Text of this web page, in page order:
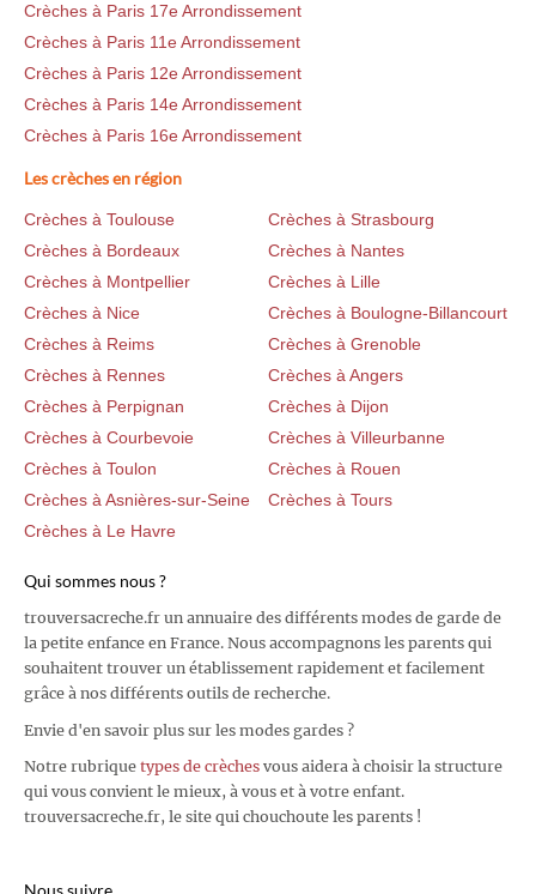
Crèches à Paris 17e Arrondissement
Crèches à Paris 11e Arrondissement
Crèches à Paris 12e Arrondissement
Crèches à Paris 14e Arrondissement
Crèches à Paris 16e Arrondissement
Les crèches en région
Crèches à Toulouse
Crèches à Strasbourg
Crèches à Bordeaux
Crèches à Nantes
Crèches à Montpellier
Crèches à Lille
Crèches à Nice
Crèches à Boulogne-Billancourt
Crèches à Reims
Crèches à Grenoble
Crèches à Rennes
Crèches à Angers
Crèches à Perpignan
Crèches à Dijon
Crèches à Courbevoie
Crèches à Villeurbanne
Crèches à Toulon
Crèches à Rouen
Crèches à Asnières-sur-Seine
Crèches à Tours
Crèches à Le Havre
Qui sommes nous ?
trouversacreche.fr un annuaire des différents modes de garde de
la petite enfance en France. Nous accompagnons les parents qui
souhaitent trouver un établissement rapidement et facilement
grâce à nos différents outils de recherche.
Envie d'en savoir plus sur les modes gardes ?
Notre rubrique types de crèches vous aidera à choisir la structure
qui vous convient le mieux, à vous et à votre enfant.
trouversacreche.fr, le site qui chouchoute les parents !